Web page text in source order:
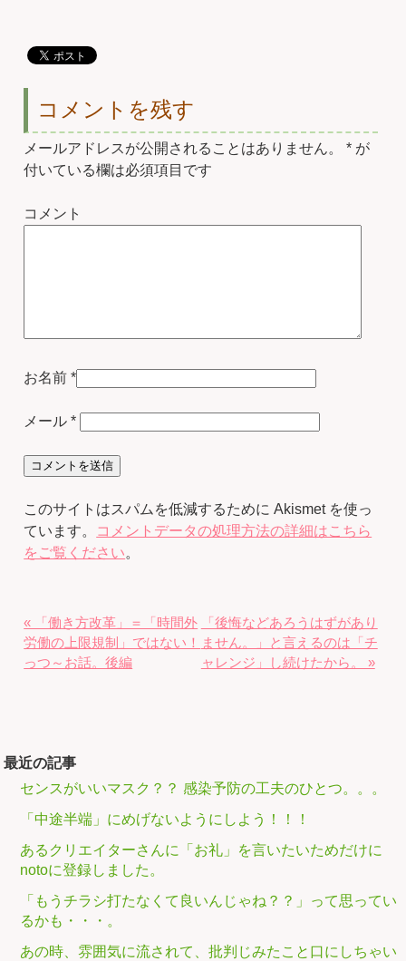
コメントを残す
メールアドレスが公開されることはありません。 * が
付いている欄は必須項目です
コメント
お名前 *
メール*
このサイトはスパムを低減するために Akismet を使っ
ています。
コメントデータの処理方法の詳細はこちら
をご覧ください。
« 「働き方改革」＝「時間外
労働の上限規制」ではない！
っつ～お話。後編
「後悔などあろうはずがあり
ません。」と言えるのは「チ
ャレンジ」し続けたから。 »
最近の記事
センスがいいマスク？？ 感染予防の工夫のひとつ。。。
「中途半端」にめげないようにしよう！！！
あるクリエイターさんに「お礼」を言いたいためだけに
notoに登録しました。
「もうチラシ打たなくて良いんじゃね？？」って思ってい
るかも・・・。
あの時、雰囲気に流されて、批判じみたこと口にしちゃい